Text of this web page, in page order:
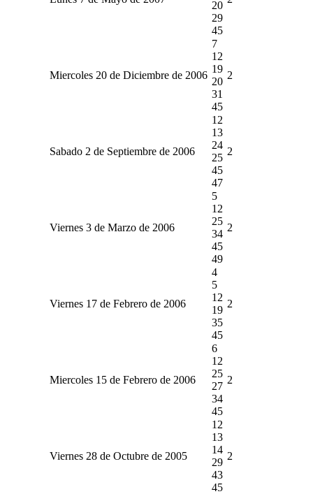
20
29
45
Miercoles 20 de Diciembre de 2006
7
12
19
20
31
45
2
Sabado 2 de Septiembre de 2006
12
13
24
25
45
47
2
Viernes 3 de Marzo de 2006
5
12
25
34
45
49
2
Viernes 17 de Febrero de 2006
4
5
12
19
35
45
2
Miercoles 15 de Febrero de 2006
6
12
25
27
34
45
2
Viernes 28 de Octubre de 2005
12
13
14
29
43
45
2